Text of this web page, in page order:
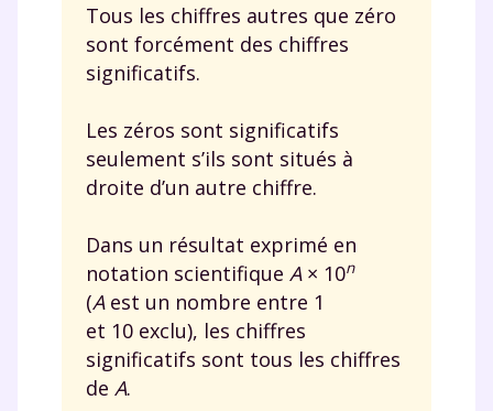
Tous les chiffres autres que zéro
sont forcément des chiffres
significatifs.
Les zéros sont significatifs
seulement s’ils sont situés à
droite d’un autre chiffre.
Dans un résultat exprimé en
notation scientifique A× 10n
(Aest un nombre entre 1
et 10 exclu), les chiffres
significatifs sont tous les chiffres
de A.